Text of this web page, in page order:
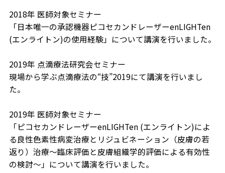
2018年 医師対象セミナー
「日本唯一の承認機器ピコセカンドレーザーenLIGHTen
(エンライトン)の使用経験」について講演を行いました。
2019年 点滴療法研究会セミナー
現場から学ぶ点滴療法の“技”2019にて講演を行いまし
た。
2019年 医師対象セミナー
「ピコセカンドレーザーenLIGHTen (エンライトン)によ
る良性色素性病変治療とリジュビネーション（皮膚の若
返り）治療～臨床評価と皮膚組織学的評価による有効性
の検討～」について講演を行いました。